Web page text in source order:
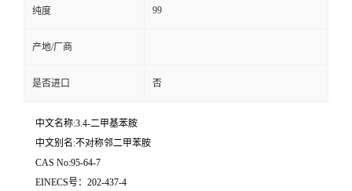
纯度 99
产地/厂商
是否进口 否
中文名称:3.4-二甲基苯胺
中文别名:不对称邻二甲苯胺
CAS No:95-64-7
EINECS号：202-437-4